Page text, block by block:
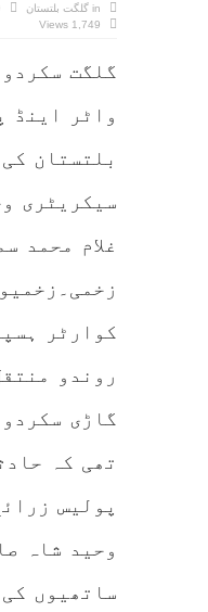
in گلگت بلتستان
1,749 Views
گلگت
واٹر اینڈ
بلتستان
سیکریٹری
غلام محمد
کوارٹر
روندو
گاڑی
تھی کہ
پولیس
وحید شاہ
ساتھیوں